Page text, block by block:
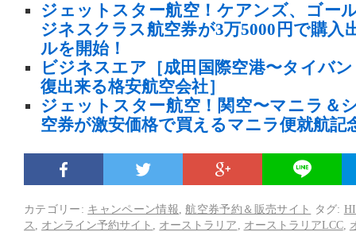
ジェットスター航空！ケアンズ、ゴー
ジネスクラス航空券が3万5000円で購入
ルを開始！
ビジネスエア［成田国際空港〜タイバ
復出来る格安航空会社］
ジェットスター航空！関空〜マニラ＆
空券が激安価格で買えるマニラ便就航記
カテゴリー: キャンペーン情報 ,航空券予約＆販売サイト タグ:
ス
オンライン予約サイト オーストラリア オーストラリアLCC,